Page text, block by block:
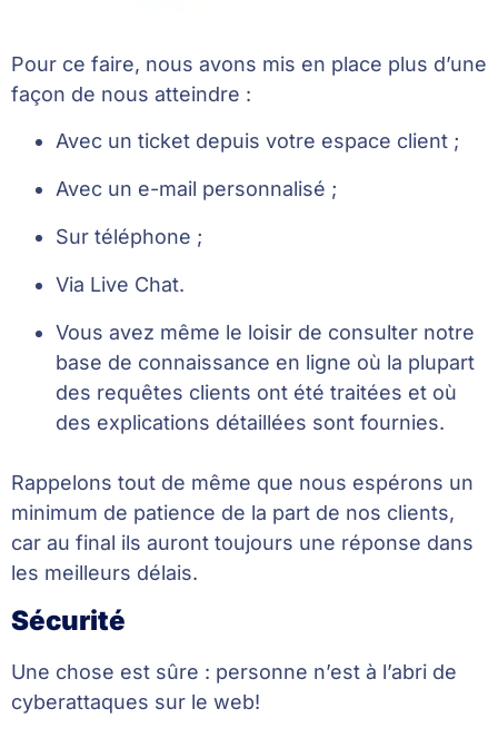
Pour ce faire, nous avons mis en place plus d’une
façon de nous atteindre :
Avec un ticket depuis votre espace client ;
Avec un e-mail personnalisé ;
Sur téléphone ;
Via Live Chat.
Vous avez même le loisir de consulter notre
base de connaissance en ligne où la plupart
des requêtes clients ont été traitées et où
des explications détaillées sont fournies.
Rappelons tout de même que nous espérons un
minimum de patience de la part de nos clients,
car au final ils auront toujours une réponse dans
les meilleurs délais.
Sécurité
Une chose est sûre : personne n’est à l’abri de
cyberattaques sur le web!